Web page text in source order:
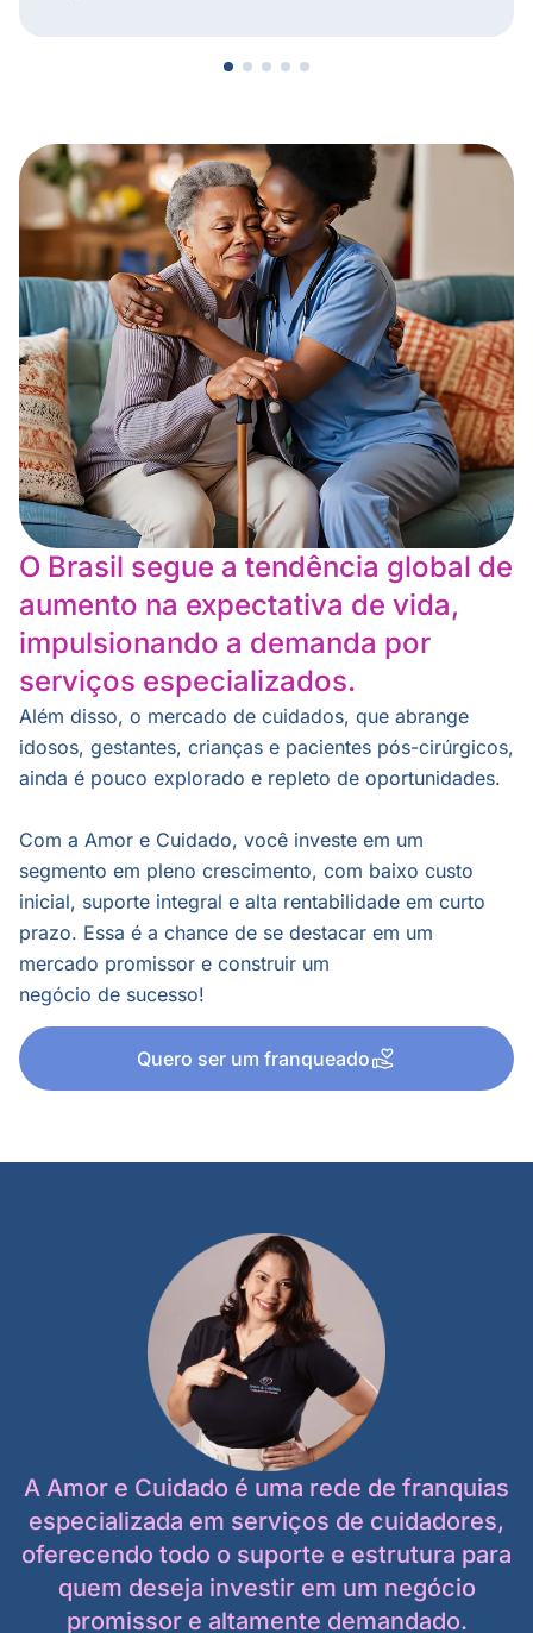
O Brasil segue a tendência global de
aumento na expectativa de vida,
impulsionando a demanda por
serviços especializados.
Além disso, o mercado de cuidados, que abrange
idosos, gestantes, crianças e pacientes pós-cirúrgicos,
ainda é pouco explorado e repleto de oportunidades.
Com a Amor e Cuidado, você investe em um
segmento em pleno crescimento, com baixo custo
inicial, suporte integral e alta rentabilidade em curto
prazo. Essa é a chance de se destacar em um
mercado promissor e construir um
negócio de sucesso!
Quero ser um franqueado
A Amor e Cuidado é uma rede de franquias
especializada em serviços de cuidadores,
oferecendo todo o suporte e estrutura para
quem deseja investir em um negócio
promissor e altamente demandado.